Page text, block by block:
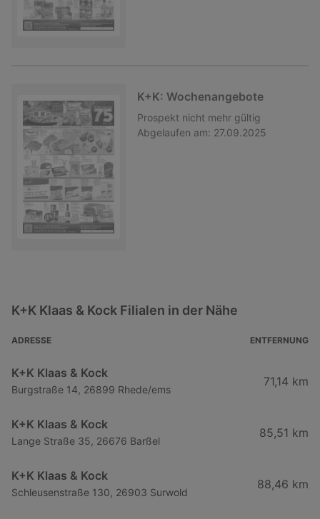
K+K: Wochenangebote
Prospekt nicht mehr gültig
Abgelaufen am: 27.09.2025
K+K Klaas & Kock Filialen in der Nähe
ADRESSE ENTFERNUNG
K+K Klaas & Kock
Burgstraße 14, 26899 Rhede/ems
71,14 km
K+K Klaas & Kock
Lange Straße 35, 26676 Barßel
85,51 km
K+K Klaas & Kock
Schleusenstraße 130, 26903 Surwold
88,46 km